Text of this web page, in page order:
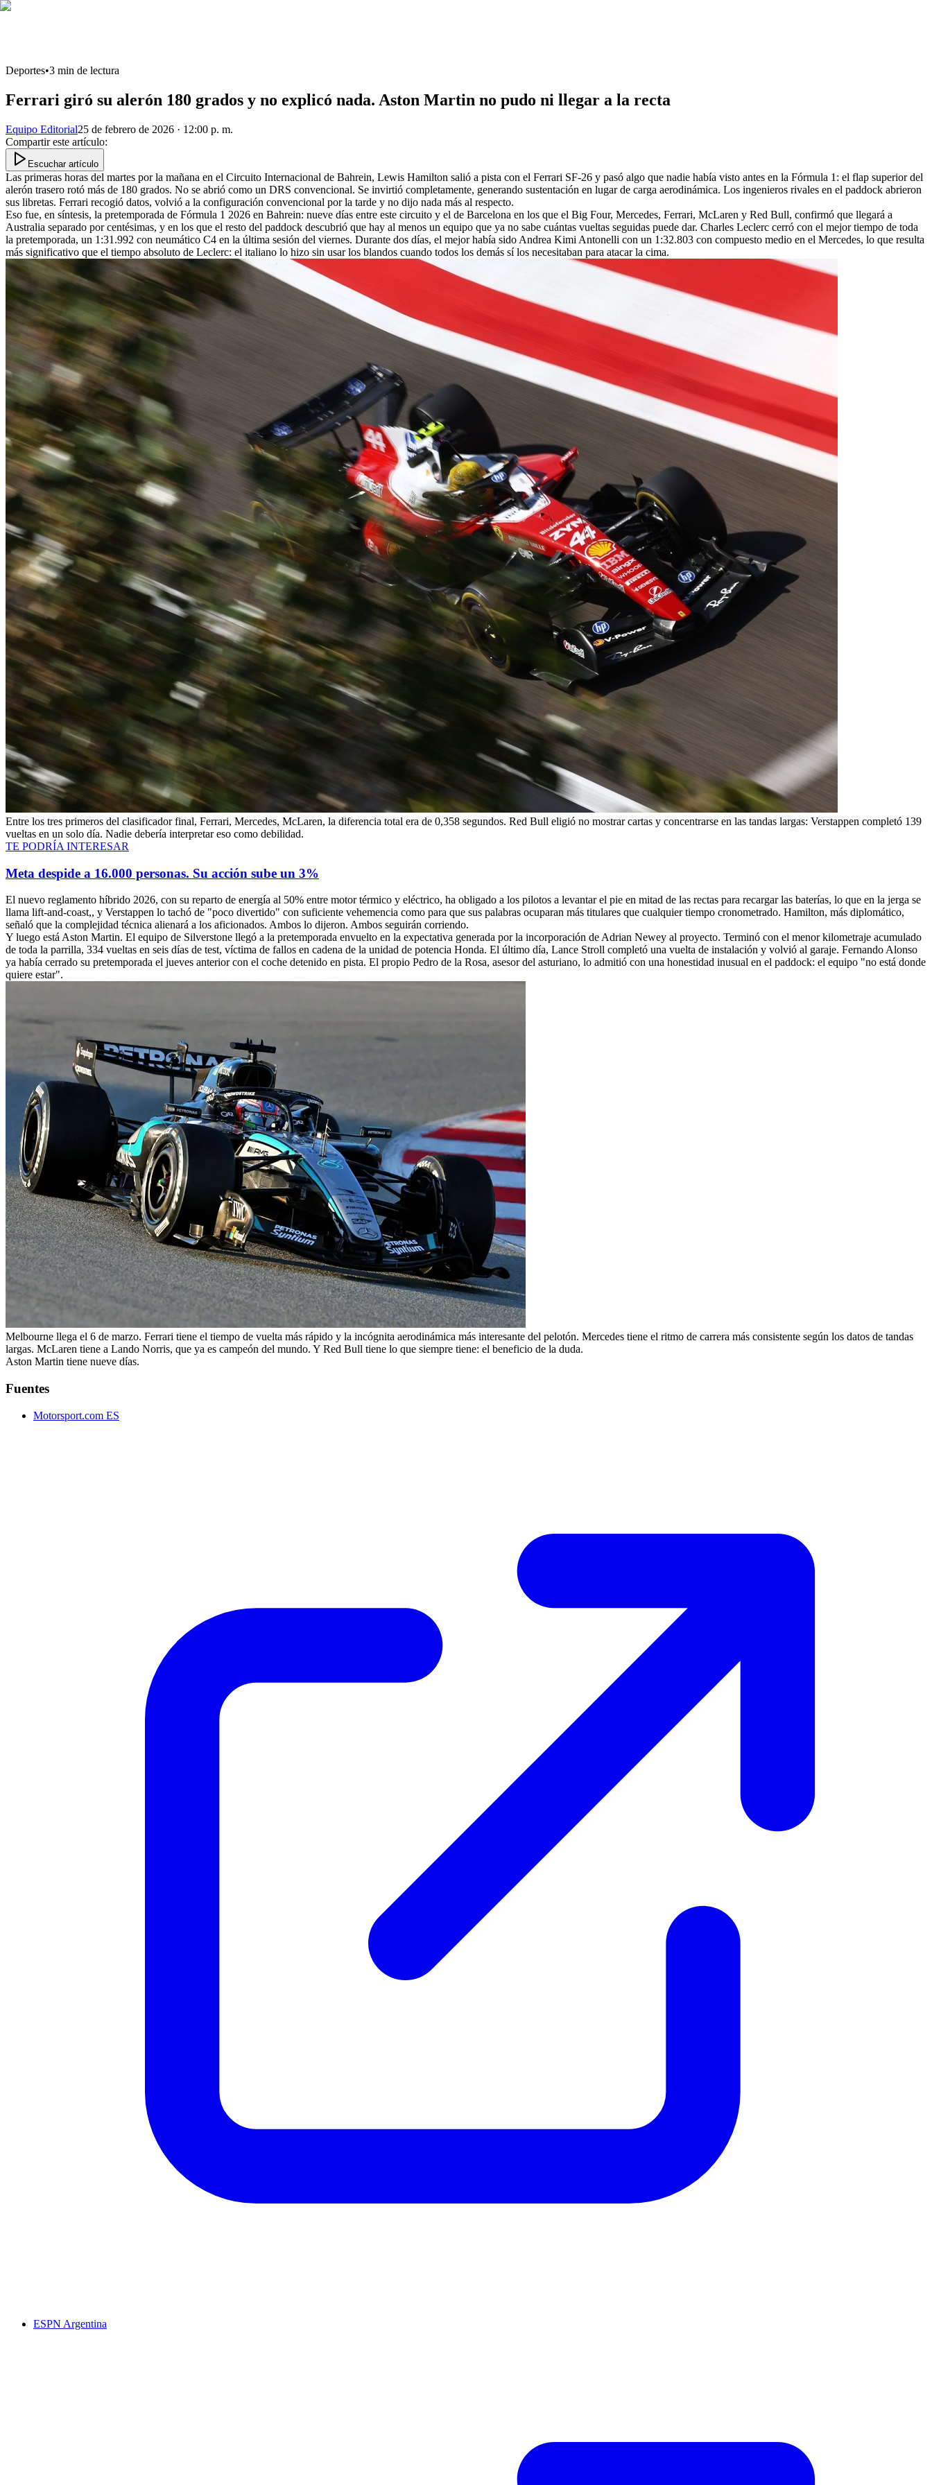
Deportes•3 min de lectura
Ferrari giró su alerón 180 grados y no explicó nada. Aston Martin no pudo ni llegar a la recta
Equipo Editorial25 de febrero de 2026 · 12:00 p. m.
Compartir este artículo:
Escuchar artículo
Las primeras horas del martes por la mañana en el Circuito Internacional de Bahrein, Lewis Hamilton salió a pista con el Ferrari SF-26 y pasó algo que nadie había visto antes en la Fórmula 1: el flap superior del
alerón trasero rotó más de 180 grados. No se abrió como un DRS convencional. Se invirtió completamente, generando sustentación en lugar de carga aerodinámica. Los ingenieros rivales en el paddock abrieron
sus libretas. Ferrari recogió datos, volvió a la configuración convencional por la tarde y no dijo nada más al respecto.
Eso fue, en síntesis, la pretemporada de Fórmula 1 2026 en Bahrein: nueve días entre este circuito y el de Barcelona en los que el Big Four, Mercedes, Ferrari, McLaren y Red Bull, confirmó que llegará a
Australia separado por centésimas, y en los que el resto del paddock descubrió que hay al menos un equipo que ya no sabe cuántas vueltas seguidas puede dar. Charles Leclerc cerró con el mejor tiempo de toda
la pretemporada, un 1:31.992 con neumático C4 en la última sesión del viernes. Durante dos días, el mejor había sido Andrea Kimi Antonelli con un 1:32.803 con compuesto medio en el Mercedes, lo que resulta
más significativo que el tiempo absoluto de Leclerc: el italiano lo hizo sin usar los blandos cuando todos los demás sí los necesitaban para atacar la cima.
Entre los tres primeros del clasificador final, Ferrari, Mercedes, McLaren, la diferencia total era de 0,358 segundos. Red Bull eligió no mostrar cartas y concentrarse en las tandas largas: Verstappen completó 139
vueltas en un solo día. Nadie debería interpretar eso como debilidad.
TE PODRÍA INTERESAR
Meta despide a 16.000 personas. Su acción sube un 3%
El nuevo reglamento híbrido 2026, con su reparto de energía al 50% entre motor térmico y eléctrico, ha obligado a los pilotos a levantar el pie en mitad de las rectas para recargar las baterías, lo que en la jerga se
llama lift-and-coast,, y Verstappen lo tachó de "poco divertido" con suficiente vehemencia como para que sus palabras ocuparan más titulares que cualquier tiempo cronometrado. Hamilton, más diplomático,
señaló que la complejidad técnica alienará a los aficionados. Ambos lo dijeron. Ambos seguirán corriendo.
Y luego está Aston Martin. El equipo de Silverstone llegó a la pretemporada envuelto en la expectativa generada por la incorporación de Adrian Newey al proyecto. Terminó con el menor kilometraje acumulado
de toda la parrilla, 334 vueltas en seis días de test, víctima de fallos en cadena de la unidad de potencia Honda. El último día, Lance Stroll completó una vuelta de instalación y volvió al garaje. Fernando Alonso
ya había cerrado su pretemporada el jueves anterior con el coche detenido en pista. El propio Pedro de la Rosa, asesor del asturiano, lo admitió con una honestidad inusual en el paddock: el equipo "no está donde
quiere estar".
Melbourne llega el 6 de marzo. Ferrari tiene el tiempo de vuelta más rápido y la incógnita aerodinámica más interesante del pelotón. Mercedes tiene el ritmo de carrera más consistente según los datos de tandas
largas. McLaren tiene a Lando Norris, que ya es campeón del mundo. Y Red Bull tiene lo que siempre tiene: el beneficio de la duda.
Aston Martin tiene nueve días.
Fuentes
Motorsport.com ES
ESPN Argentina